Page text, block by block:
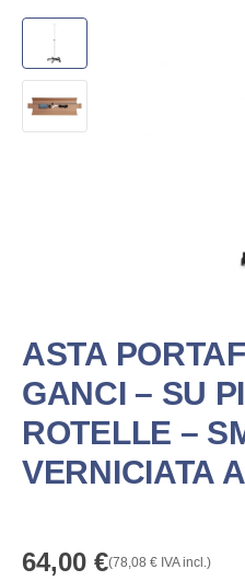
ASTA
GANCI – SU
ROTELLE –
VERNICIATA
64,00 €(78,08 € IVA incl.)